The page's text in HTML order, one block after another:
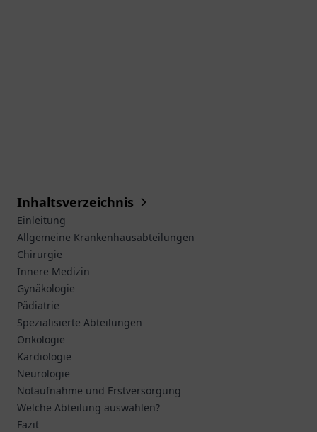
Inhaltsverzeichnis
Einleitung
Allgemeine Krankenhausabteilungen
Chirurgie
Innere Medizin
Gynäkologie
Pädiatrie
Spezialisierte Abteilungen
Onkologie
Kardiologie
Neurologie
Notaufnahme und Erstversorgung
Welche Abteilung auswählen?
Fazit